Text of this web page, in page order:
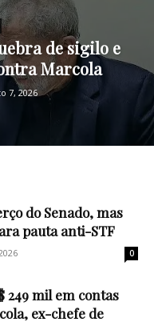
de sigilo e
Marcola
7, 2026
do Senado, mas
pauta anti-STF
0
249 mil em contas
ex-chefe de